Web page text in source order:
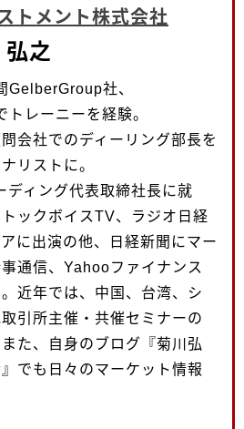
トメント株式会社
之
GelberGroup社、
レーニーを経験。
会社でのディーリング部長を
リストに。
ディング代表取締社長に就
ックボイスTV、ラジオ日経
に出演の他、日経新聞にマー
通信、Yahooファイナンス
近年では、中国、台湾、シ
引所主催・共催セミナーの
た、自身のブログ『菊川弘
でも日々のマーケット情報